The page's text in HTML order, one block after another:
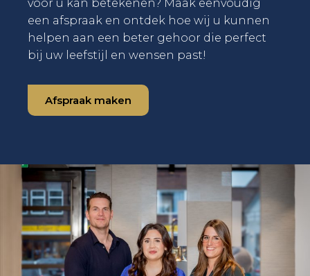
voor u kan betekenen? Maak eenvoudig
een afspraak en ontdek hoe wij u kunnen
helpen aan een beter gehoor die perfect
bij uw leefstijl en wensen past!
Afspraak maken